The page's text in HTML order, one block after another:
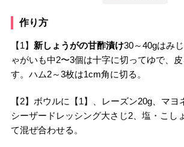
作り方
【1】 新しょうがの甘酢漬け30～40gはみ
ゃがいも中2〜3個は十字に切ってゆで、
す。ハム2～3枚は1cm角に切る。
【2】ボウルに【1】、レーズン20g、マヨ
シーザードレッシング大さじ2、塩・こし
て混ぜ合わせる。